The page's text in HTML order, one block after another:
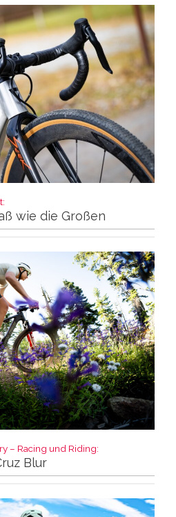
wie die Großen
– Racing und Riding:
Blur